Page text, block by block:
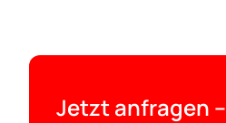
Jetzt anfragen –